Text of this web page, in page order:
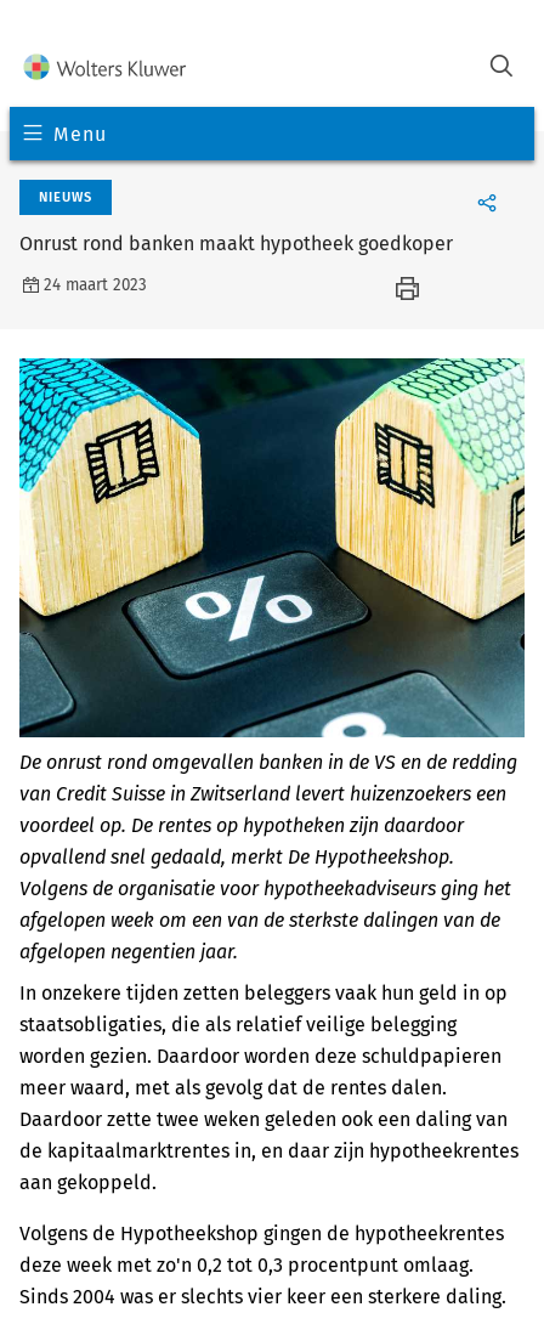
Menu
NIEUWS
Onrust rond banken maakt hypotheek goedkoper
24 maart 2023
De onrust rond omgevallen banken in de VS en de redding
van Credit Suisse in Zwitserland levert huizenzoekers een
voordeel op. De rentes op hypotheken zijn daardoor
opvallend snel gedaald, merkt De Hypotheekshop.
Volgens de organisatie voor hypotheekadviseurs ging het
afgelopen week om een van de sterkste dalingen van de
afgelopen negentien jaar.
In onzekere tijden zetten beleggers vaak hun geld in op
staatsobligaties, die als relatief veilige belegging
worden gezien. Daardoor worden deze schuldpapieren
meer waard, met als gevolg dat de rentes dalen.
Daardoor zette twee weken geleden ook een daling van
de kapitaalmarktrentes in, en daar zijn hypotheekrentes
aan gekoppeld.
Volgens de Hypotheekshop gingen de hypotheekrentes
deze week met zo'n 0,2 tot 0,3 procentpunt omlaag.
Sinds 2004 was er slechts vier keer een sterkere daling.